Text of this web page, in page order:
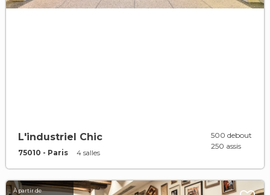
L'industriel Chic
75010 - Paris 4 salles
500 debout
250 assis
À partir de